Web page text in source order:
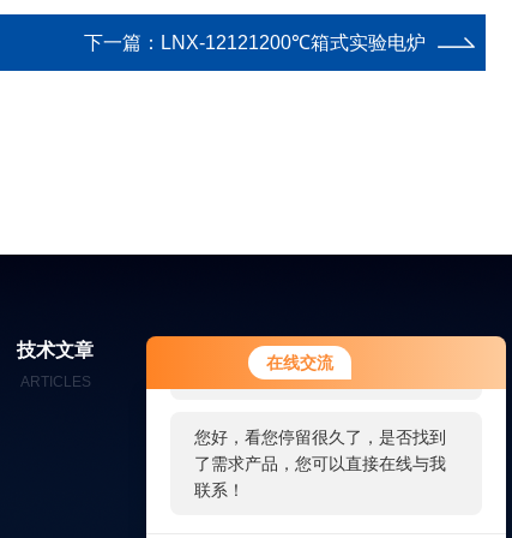
在线交流
您好！欢迎前来咨询，很高兴为您
服务，请问您要咨询什么问题呢？
您好，看您停留很久了，是否找到
了需求产品，您可以直接在线与我
联系！
下一篇： LNX-12121200℃箱式实验电炉
技术文章
ARTICLES
在线留言
MESSAGES